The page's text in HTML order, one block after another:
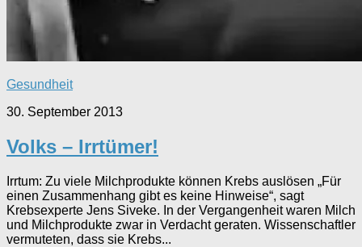
Gesundheit
30. September 2013
Volks – Irrtümer!
Irrtum: Zu viele Milchprodukte können Krebs auslösen „Für
einen Zusammenhang gibt es keine Hinweise“, sagt
Krebsexperte Jens Siveke. In der Vergangenheit waren Milch
und Milchprodukte zwar in Verdacht geraten. Wissenschaftler
vermuteten, dass sie Krebs...